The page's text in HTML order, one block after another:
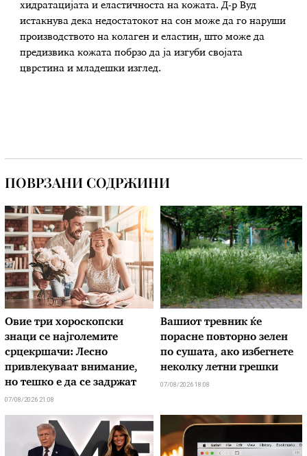
хидратацијата и еластичноста на кожата. Д-р Вуд
истакнува дека недостатокот на сон може да го наруши
производството на колаген и еластин, што може да
предизвика кожата побрзо да ја изгуби својата
цврстина и младешки изглед.
ПОВРЗАНИ СОДРЖИНИ
Овие три хороскопски
знаци се најголемите
срцекршачи: Лесно
привлекуваат внимание,
но тешко е да се задржат
07/08/2026 21:08
Вашиот тревник ќе
порасне повторно зелен
по сушата, ако избегнете
неколку летни грешки
07/08/2026 18:08